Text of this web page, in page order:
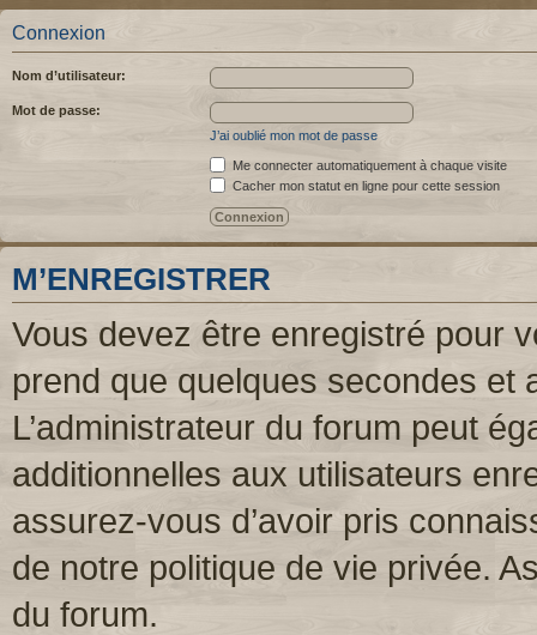
Connexion
Nom d’utilisateur:
Mot de passe:
J’ai oublié mon mot de passe
Me connecter automatiquement à chaque visite
Cacher mon statut en ligne pour cette session
M’ENREGISTRER
Vous devez être enregistré pour
prend que quelques secondes et
L’administrateur du forum peut
additionnelles aux utilisateurs
assurez-vous d’avoir pris
de notre politique de vie privée.
du forum.